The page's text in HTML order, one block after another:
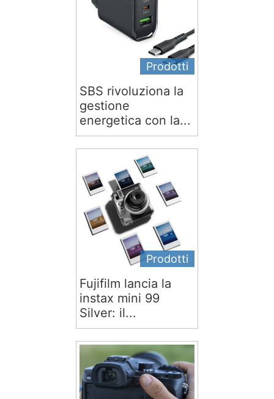
Prodotti
SBS rivoluziona la
gestione
energetica con la...
Prodotti
Fujifilm lancia la
instax mini 99
Silver: il...